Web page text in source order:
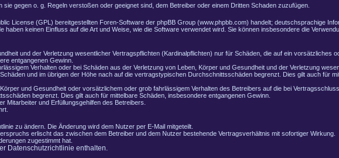
gegen o. g. Regeln verstoßen oder geeignet sind, dem Betreiber oder einem Dritten Schaden zuzufügen.
License (GPL) bereitgestellten Foren-Software der phpBB Group (www.phpbb.com) handelt; deutschsprachige
keinen Einfluss auf die Art und Weise, wie die Software verwendet wird. Sie können insbesondere die
und der Verletzung wesentlicher Vertragspflichten (Kardinalpflichten) nur für Schäden, die auf ein vorsätzliches
entgangenen Gewinn.
Verhalten oder bei Schäden aus der Verletzung von Leben, Körper und Gesundheit und der Verletzung
und im übrigen der Höhe nach auf die vertragstypischen Durchschnittsschäden begrenzt. Dies gilt auch für
und Gesundheit oder vorsätzlichem oder grob fahrlässigem Verhalten des Betreibers auf die bei
begrenzt. Dies gilt auch für mittelbare Schäden, insbesondere entgangenen Gewinn.
Mitarbeiter und Erfüllungsgehilfen des Betreibers.
zu ändern. Die Änderung wird dem Nutzer per E-Mail mitgeteilt.
erlischt das zwischen dem Betreiber und dem Nutzer bestehende Vertragsverhältnis mit sofortiger Wirkung.
zugestimmt hat.
Datenschutzrichtlinie enthalten.